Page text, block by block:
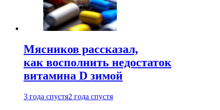
Мясников рассказал,
как восполнить недостаток
витамина D зимой
3 года спустя2 года спустя